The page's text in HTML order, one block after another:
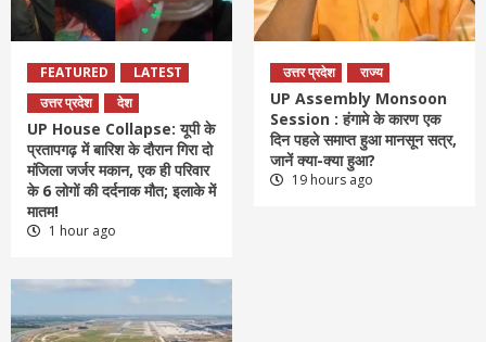
FEATURED
LATEST
उत्तर प्रदेश
देश
UP House Collapse: यूपी के
प्रतापगढ़ में बारिश के दौरान गिरा दो
मंजिला जर्जर मकान, एक ही परिवार
के 6 लोगों की दर्दनाक मौत; इलाके में
मातम!
1 hour ago
उत्तर प्रदेश राज्य
UP Assembly Monsoon
Session : हंगामे के कारण एक
दिन पहले समाप्त हुआ मानसून सत्र,
जानें क्या-क्या हुआ?
19 hours ago